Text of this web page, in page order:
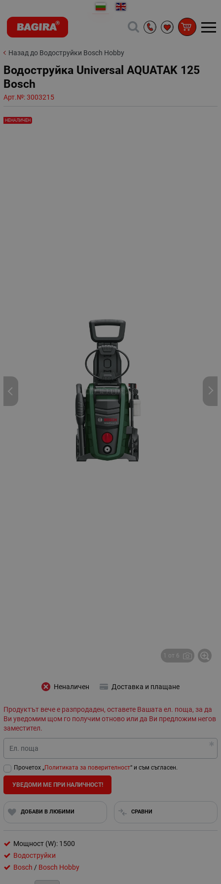
Назад до Водоструйки Bosch Hobby
Водоструйка Universal AQUATAK 125
Bosch
Арт.№:3003215
1 от 6
НЕНАЛИЧЕН
Неналичен Доставка и плащане
Продуктът вече е разпродаден, оставете Вашата ел. поща, за да
Ви уведомим щом го получим отново или да Ви предложим негов
заместител.
Ел. поща
Прочетох „Политиката за поверителност“ и съм съгласен.
УВЕДОМИ МЕ ПРИ НАЛИЧНОСТ!
ДОБАВИ В ЛЮБИМИ СРАВНИ
Мощност (W): 1500
Водоструйки
Bosch / Bosch Hobby